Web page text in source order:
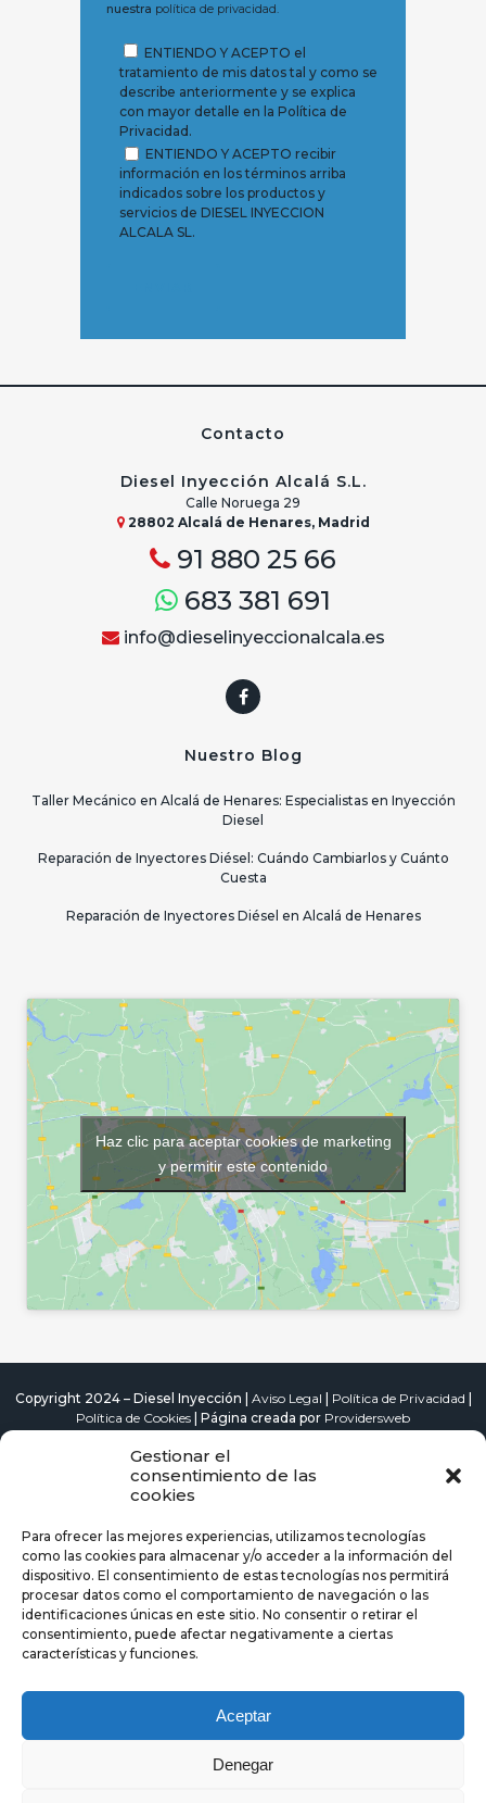
Gestionar el
consentimiento de las
cookies
Para ofrecer las mejores experiencias, utilizamos tecnologías
como las cookies para almacenar y/o acceder a la información del
dispositivo. El consentimiento de estas tecnologías nos permitirá
procesar datos como el comportamiento de navegación o las
identificaciones únicas en este sitio. No consentir o retirar el
consentimiento, puede afectar negativamente a ciertas
características y funciones.
Aceptar
Denegar
nuestra política de privacidad.
ENTIENDO Y ACEPTO el
tratamiento de mis datos tal y como se
describe anteriormente y se explica
con mayor detalle en la Política de
Privacidad.
ENTIENDO Y ACEPTO recibir
información en los términos arriba
indicados sobre los productos y
servicios de DIESEL INYECCION
ALCALA SL.
Contacto
Diesel Inyección Alcalá S.L.
Calle Noruega 29
28802 Alcalá de Henares, Madrid
91 880 25 66
683 381 691
info@dieselinyeccionalcala.es
Nuestro Blog
Taller Mecánico en Alcalá de Henares: Especialistas en Inyección
Diesel
Reparación de Inyectores Diésel: Cuándo Cambiarlos y Cuánto
Cuesta
Reparación de Inyectores Diésel en Alcalá de Henares
Haz clic para aceptar cookies de marketing
y permitir este contenido
Copyright 2024 – Diesel Inyección | Aviso Legal Política de Privacidad
Política de Cookies | Página creada por Providersweb
Cambio de Correas de Distribución
Reparación de Bomba Inyectora
Repuestos de Coches en Torrejón de Ardoz Revisión Pre-ITV
Reparación Motores Díesel en Gudalajara
Reparación Motores Diésel Azuqueca de Henares
Descarbonización de Motores Guadalajara
Descarbonización de Motores Azuqueca de Henares